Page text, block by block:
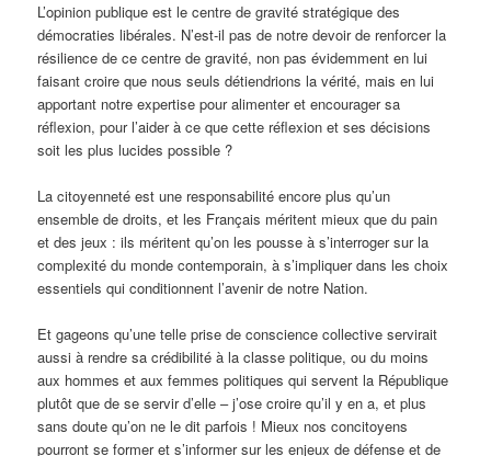
L’opinion publique est le centre de gravité stratégique des
démocraties libérales. N’est-il pas de notre devoir de renforcer la
résilience de ce centre de gravité, non pas évidemment en lui
faisant croire que nous seuls détiendrions la vérité, mais en lui
apportant notre expertise pour alimenter et encourager sa
réflexion, pour l’aider à ce que cette réflexion et ses décisions
soit les plus lucides possible ?
La citoyenneté est une responsabilité encore plus qu’un
ensemble de droits, et les Français méritent mieux que du pain
et des jeux : ils méritent qu’on les pousse à s’interroger sur la
complexité du monde contemporain, à s’impliquer dans les choix
essentiels qui conditionnent l’avenir de notre Nation.
Et gageons qu’une telle prise de conscience collective servirait
aussi à rendre sa crédibilité à la classe politique, ou du moins
aux hommes et aux femmes politiques qui servent la République
plutôt que de se servir d’elle – j’ose croire qu’il y en a, et plus
sans doute qu’on ne le dit parfois ! Mieux nos concitoyens
pourront se former et s’informer sur les enjeux de défense et de